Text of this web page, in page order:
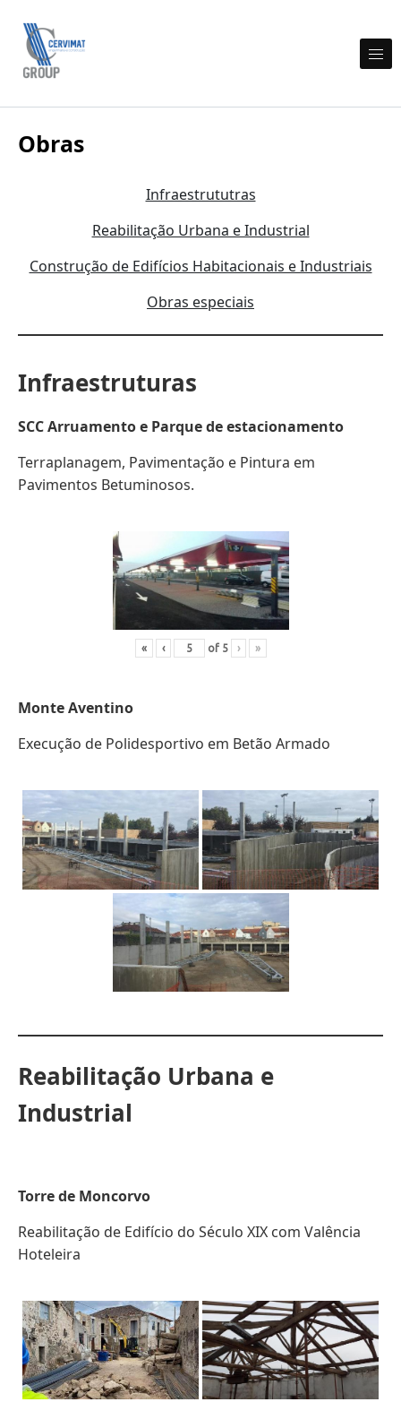
Skip to content
Obras
Infraestrututras
Reabilitação Urbana e Industrial
Construção de Edifícios Habitacionais e Industriais
Obras especiais
Infraestruturas
SCC Arruamento e Parque de estacionamento
Terraplanagem, Pavimentação e Pintura em
Pavimentos Betuminosos.
« ‹ of 5 › »
Monte Aventino
Execução de Polidesportivo em Betão Armado
Reabilitação Urbana e
Industrial
Torre de Moncorvo
Reabilitação de Edifício do Século XIX com Valência
Hoteleira